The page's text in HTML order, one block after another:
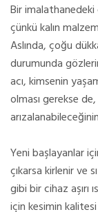
Bir imalathanedeki
çünkü kalın
Aslında, çoğu
durumunda
acı, kimsenin
olması gerekse de,
Yeni başlayanlar
çıkarsa kirlenir ve
gibi bir cihaz aşırı
için kesimin